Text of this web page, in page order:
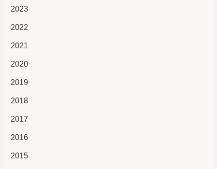
2023
2022
2021
2020
2019
2018
2017
2016
2015